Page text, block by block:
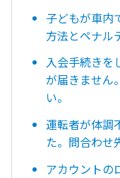
子どもが車内
方法とペナル
入会手続きを
が届きません
い。
運転者が体調
た。問合わせ
アカウントの